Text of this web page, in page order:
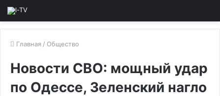
Главная / Общество
Новости СВО: мощный удар
по Одессе, Зеленский нагло